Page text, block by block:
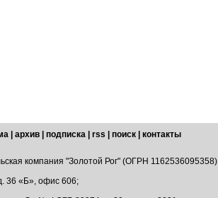
архив подписка rss поиск
контакты
компания "Золотой Рог" (ОГРН 1162536095358)
36 «Б», офис 606;